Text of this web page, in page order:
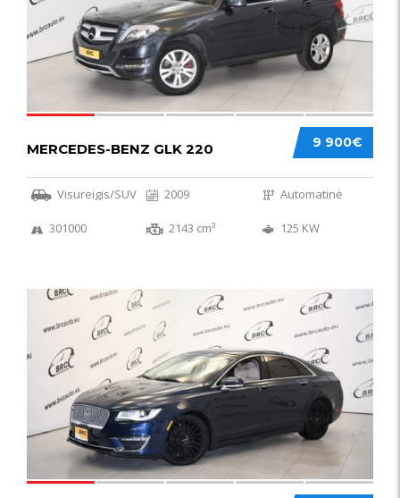
9 900€
MERCEDES-BENZ GLK 220
Visureigis/SUV 2009 Automatinė
301000 2143 cm³ 125 KW